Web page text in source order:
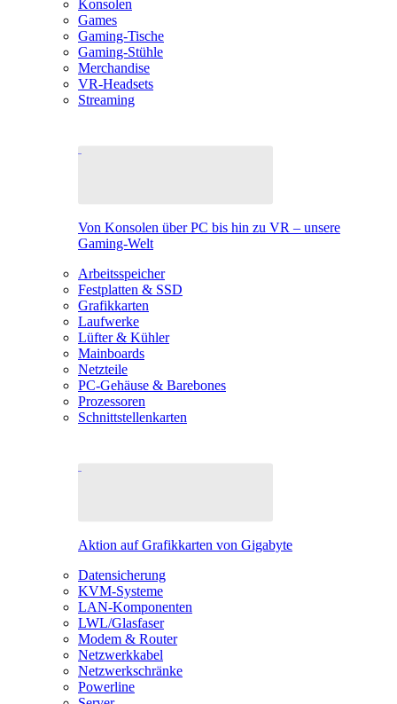
Konsolen
Games
Gaming-Tische
Gaming-Stühle
Merchandise
VR-Headsets
Streaming
Von Konsolen über PC bis hin zu VR – unsere
Gaming-Welt
Arbeitsspeicher
Festplatten & SSD
Grafikkarten
Laufwerke
Lüfter & Kühler
Mainboards
Netzteile
PC-Gehäuse & Barebones
Prozessoren
Schnittstellenkarten
Aktion auf Grafikkarten von Gigabyte
Datensicherung
KVM-Systeme
LAN-Komponenten
LWL/Glasfaser
Modem & Router
Netzwerkkabel
Netzwerkschränke
Powerline